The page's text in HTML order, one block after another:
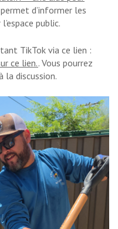
d’informer les
public.
TikTok via ce lien :
ce lien.. Vous pourrez
la discussion.